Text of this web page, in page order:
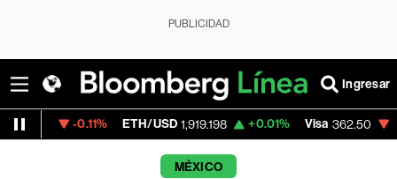
PUBLICIDAD
Ingresar
ETH/USD 1,919.198 +0.01% Visa 362.50 -2.15%
MÉXICO